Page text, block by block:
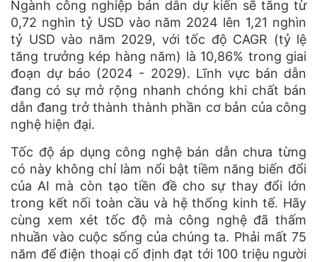
Ngành công nghiệp bán dẫn dự kiến sẽ tăng từ
0,72 nghìn tỷ USD vào năm 2024 lên 1,21 nghìn
tỷ USD vào năm 2029, với tốc độ CAGR (tỷ lệ
tăng trưởng kép hàng năm) là 10,86% trong giai
đoạn dự báo (2024 - 2029). Lĩnh vực bán dẫn
đang có sự mở rộng nhanh chóng khi chất bán
dẫn đang trở thành thành phần cơ bản của công
nghệ hiện đại.
Tốc độ áp dụng công nghệ bán dẫn chưa từng
có này không chỉ làm nổi bật tiềm năng biến đổi
của AI mà còn tạo tiền đề cho sự thay đổi lớn
trong kết nối toàn cầu và hệ thống kinh tế. Hãy
cùng xem xét tốc độ mà công nghệ đã thấm
nhuần vào cuộc sống của chúng ta. Phải mất 75
năm để điện thoại cố định đạt tới 100 triệu người